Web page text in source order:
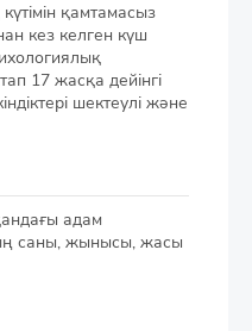
қамтамасыз
кез келген күш
17 жасқа дейінгі
шектеулі және
адам
саны, жынысы, жасы